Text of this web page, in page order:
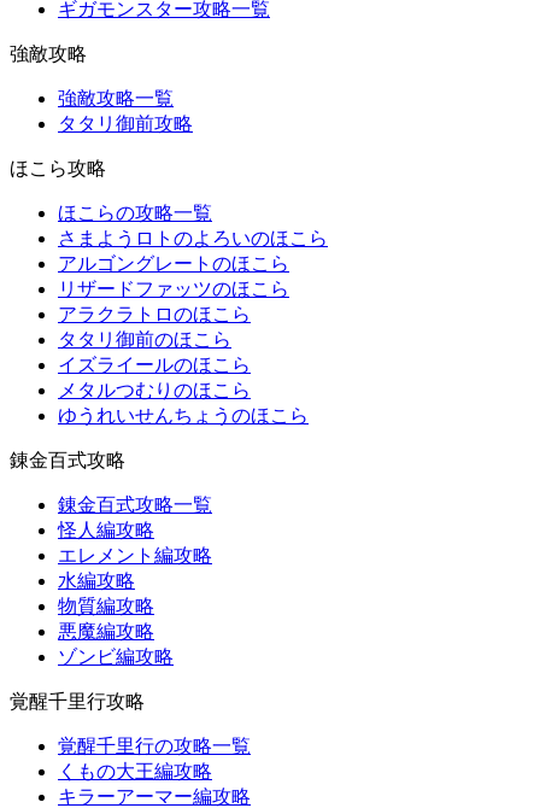
ギガモンスター攻略一覧
強敵攻略
強敵攻略一覧
タタリ御前攻略
ほこら攻略
ほこらの攻略一覧
さまようロトのよろいのほこら
アルゴングレートのほこら
リザードファッツのほこら
アラクラトロのほこら
タタリ御前のほこら
イズライールのほこら
メタルつむりのほこら
ゆうれいせんちょうのほこら
錬金百式攻略
錬金百式攻略一覧
怪人編攻略
エレメント編攻略
水編攻略
物質編攻略
悪魔編攻略
ゾンビ編攻略
覚醒千里行攻略
覚醒千里行の攻略一覧
くもの大王編攻略
キラーアーマー編攻略